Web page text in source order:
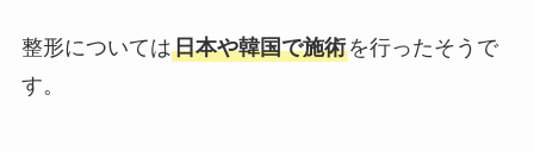
整形については日本や韓国で施術を行ったそうで
す。